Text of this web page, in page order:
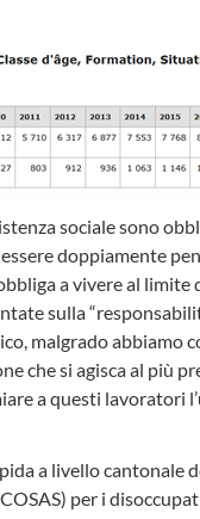
sociale sono
doppiamente
a vivere al
sulla
malgrado abbiamo
che si agisca al più
a questi lavoratori
a livello cantonale
per i